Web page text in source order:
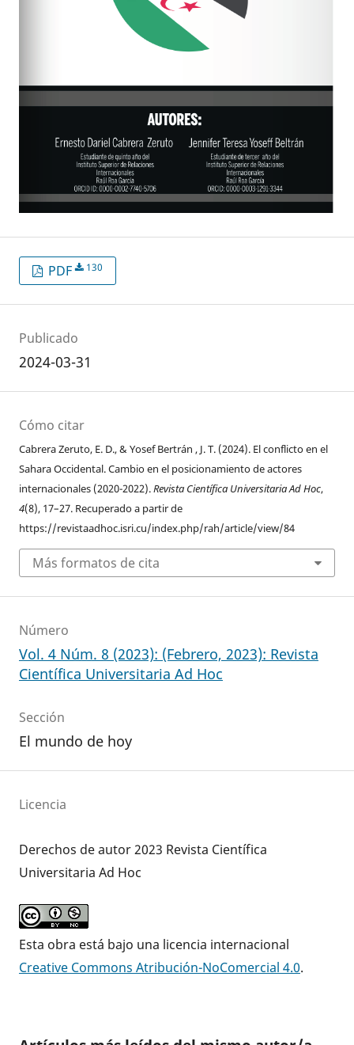
PDF 130
Publicado
2024-03-31
Cómo citar
Cabrera Zeruto, E. D., & Yosef Bertrán , J. T. (2024). El conflicto en el
Sahara Occidental. Cambio en el posicionamiento de actores
internacionales (2020-2022).Revista Científica Universitaria Ad Hoc,
4(8), 17–27. Recuperado a partir de
https://revistaadhoc.isri.cu/index.php/rah/article/view/84
Más formatos de cita
Número
Vol. 4 Núm. 8 (2023): (Febrero, 2023): Revista
Científica Universitaria Ad Hoc
Sección
El mundo de hoy
Licencia
Derechos de autor 2023 Revista Científica
Universitaria Ad Hoc
Esta obra está bajo una licencia internacional
Creative Commons Atribución-NoComercial 4.0.